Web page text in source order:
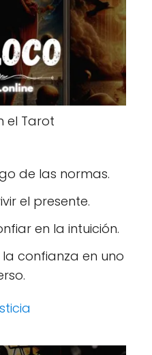
el Tarot
de las normas.
el presente.
en la intuición.
confianza en uno